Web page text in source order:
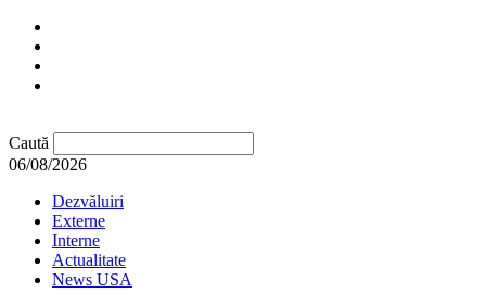
Caută
06/08/2026
Dezvăluiri
Externe
Interne
Actualitate
News USA